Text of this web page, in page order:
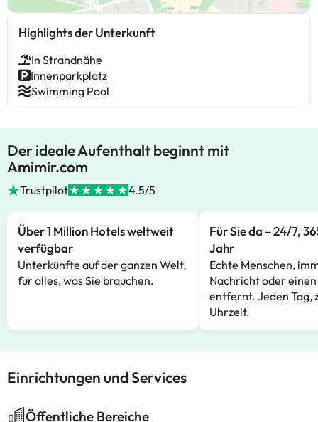
Highlights der Unterkunft
In Strandnähe
Innenparkplatz
Swimming Pool
Der ideale Aufenthalt beginnt mit
Amimir.com
Trustpilot 4.5/5
Über 1 Million Hotels weltweit
verfügbar
Unterkünfte auf der ganzen Welt,
für alles, was Sie brauchen.
Für Sie da – 24/7,
Jahr
Echte Menschen,
Nachricht oder
entfernt. Jeden Tag,
Uhrzeit.
Einrichtungen und Services
Öffentliche Bereiche